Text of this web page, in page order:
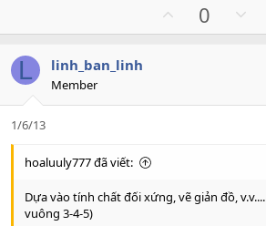
t
i
n
s
:
p
e
0
o
o
L linh_ban_linh
Member
1/6/13
hoaluuly777 đã viết:
Dựa vào tính chất đối xứng, vẽ giản đồ,
vuông 3-4-5)